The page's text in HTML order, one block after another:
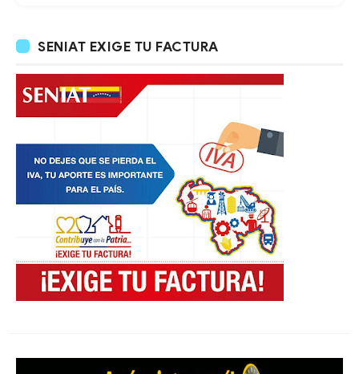
SENIAT EXIGE TU FACTURA